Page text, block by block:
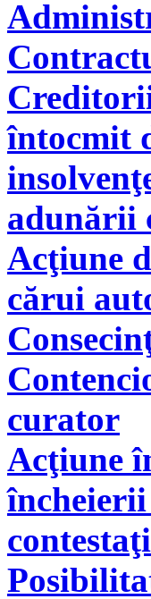
întocmit
adunării
Acţiune
cărui
curator
Acţiune